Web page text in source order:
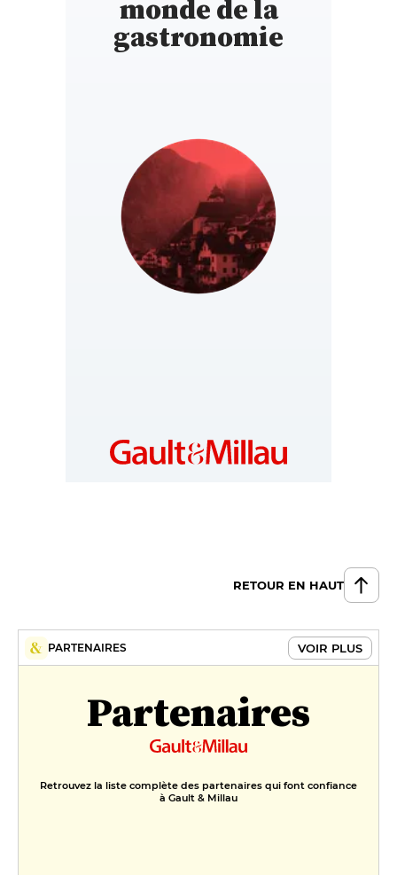
monde de la
gastronomie
RETOUR EN HAUT
PARTENAIRES VOIR PLUS
Partenaires
Retrouvez la liste complète des partenaires qui font confiance
à Gault & Millau